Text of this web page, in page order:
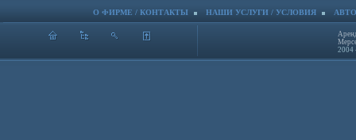
О ФИРМЕ / КОНТАКТЫ НАШИ УСЛУГИ / УСЛОВИЯ
2004